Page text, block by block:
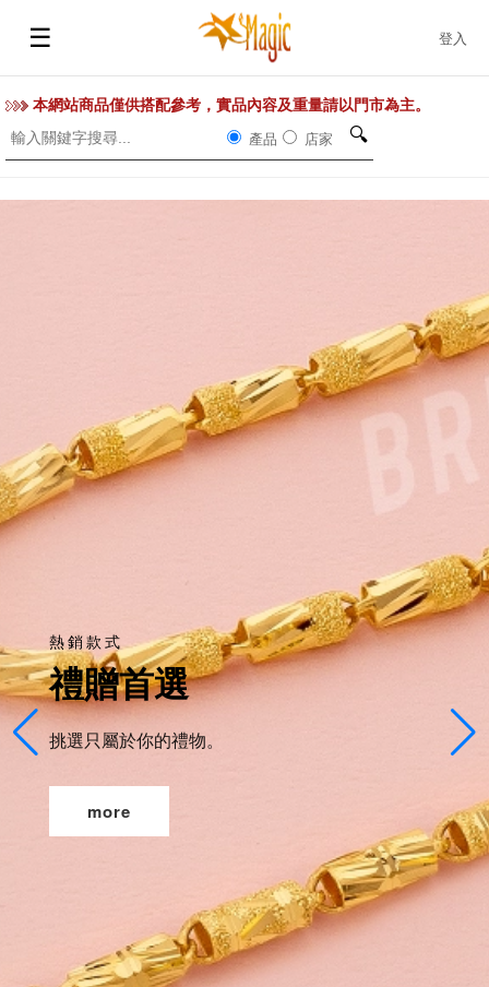
☰ 登入
本網站商品僅供搭配參考，實品內容及重量請以門市為主。
產品 店家 🔍
熱銷款式
禮贈首選
挑選只屬於你的禮物。
more